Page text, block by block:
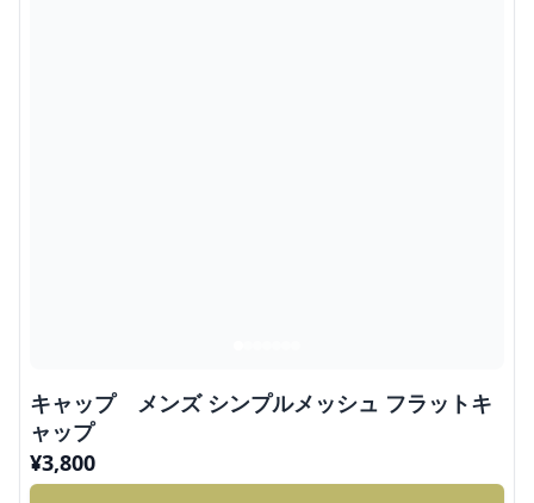
キャップ メンズ シンプルメッシュ フラットキ
ャップ
¥3,800